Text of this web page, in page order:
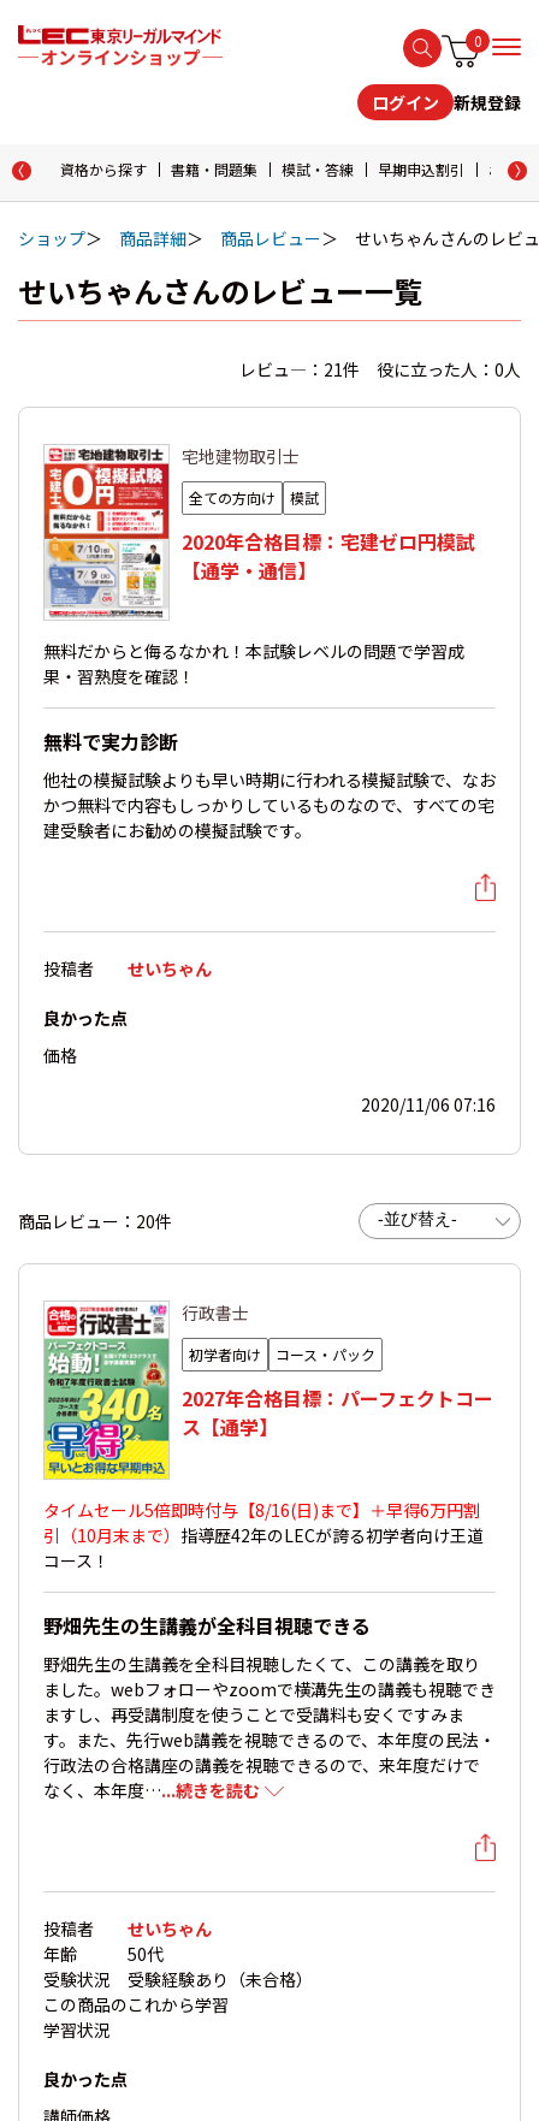
0
ログイン 新規登録
資格から探す 書籍・問題集 模試・答練 早期申込割引 おため
ショップ 商品詳細 商品レビュー せいちゃんさんのレビ
せいちゃんさんのレビュー一覧
レビュ―：21件 役に立った人：0人
宅地建物取引士
全ての方向け 模試
2020年合格目標：宅建ゼロ円模試
【通学・通信】
無料だからと侮るなかれ！本試験レベルの問題で学習成
果・習熟度を確認！
無料で実力診断
他社の模擬試験よりも早い時期に行われる模擬試験で、なお
かつ無料で内容もしっかりしているものなので、すべての宅
建受験者にお勧めの模擬試験です。
投稿者 せいちゃん
良かった点
価格
2020/11/06 07:16
商品レビュー：20件
行政書士
初学者向け コース・パック
2027年合格目標：パーフェクトコー
ス【通学】
タイムセール5倍即時付与【8/16(日)まで】＋早得6万円割
引（10月末まで） 指導歴42年のLECが誇る初学者向け王道
コース！
野畑先生の生講義が全科目視聴できる
野畑先生の生講義を全科目視聴したくて、この講義を取り
ました。webフォローやzoomで横溝先生の講義も視聴でき
ますし、再受講制度を使うことで受講料も安くですみま
す。また、先行web講義を視聴できるので、本年度の民法・
行政法の合格講座の講義を視聴できるので、来年度だけで
なく、本年度…...続きを読む
投稿者
せいちゃん
年齢
50代
受験状況
受験経験あり（未合格）
この商品の
学習状況
これから学習
良かった点